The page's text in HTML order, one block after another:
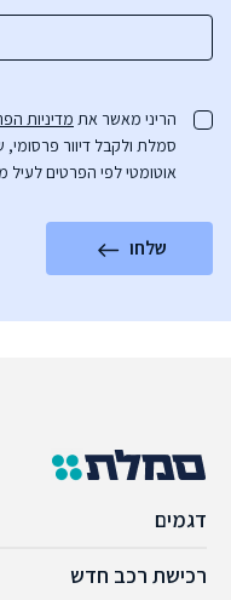
הריני מאשר את מדיניות
סמלת ולקבל דיוור פרסומי,
אוטומטי לפי הפרטים
שלחו
דגמים
רכישת רכב חדש